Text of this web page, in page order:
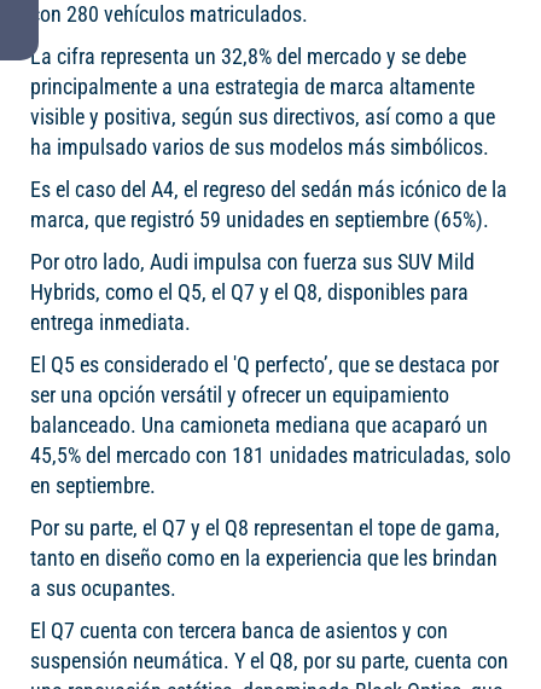
con 280 vehículos matriculados.
La cifra representa un 32,8% del mercado y se debe
principalmente a una estrategia de marca altamente
visible y positiva, según sus directivos, así como a que
ha impulsado varios de sus modelos más simbólicos.
Es el caso del A4, el regreso del sedán más icónico de la
marca, que registró 59 unidades en septiembre (65%).
Por otro lado, Audi impulsa con fuerza sus SUV Mild
Hybrids, como el Q5, el Q7 y el Q8, disponibles para
entrega inmediata.
El Q5 es considerado el 'Q perfecto’, que se destaca por
ser una opción versátil y ofrecer un equipamiento
balanceado. Una camioneta mediana que acaparó un
45,5% del mercado con 181 unidades matriculadas, solo
en septiembre.
Por su parte, el Q7 y el Q8 representan el tope de gama,
tanto en diseño como en la experiencia que les brindan
a sus ocupantes.
El Q7 cuenta con tercera banca de asientos y con
suspensión neumática. Y el Q8, por su parte, cuenta con